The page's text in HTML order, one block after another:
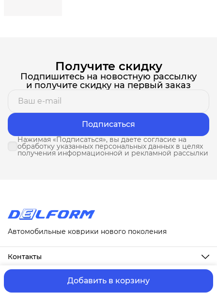
Добавить в корзину
Получите скидку
Подпишитесь на новостную рассылку
и получите скидку на первый заказ
Подписаться
Нажимая «Подписаться», вы даете согласие на
обработку указанных персональных данных в целях
получения информационной и рекламной рассылки
Автомобильные коврики нового поколения
Контакты
Адрес
г. Москва, ул. Новослободская, д. 20, 1А
ⓒ ИП Третьякова Т.А.Оплата и Доставка